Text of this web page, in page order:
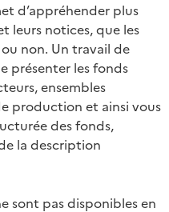
d’appréhender plus
leurs notices, que les
non. Un travail de
présenter les fonds
ensembles
production et ainsi vous
des fonds,
la description
sont pas disponibles en